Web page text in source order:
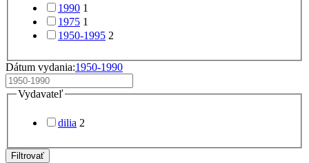
1990 1
1975 1
1950-1995 2
Dátum vydania:1950-1990
Vydavateľ
dilia 2
Filtrovať